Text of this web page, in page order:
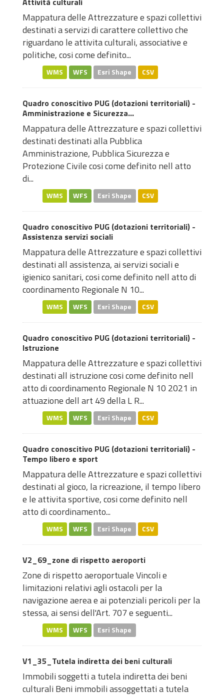
Mappatura delle Attrezzature e spazi collettivi
destinati a servizi di carattere collettivo che
riguardano le attivita culturali, associative e
politiche, cosi come definito...
WMS WFS Esri Shape CSV
Quadro conoscitivo PUG (dotazioni territoriali) -
Amministrazione e Sicurezza...
Mappatura delle Attrezzature e spazi collettivi
destinati destinati alla Pubblica
Amministrazione, Pubblica Sicurezza e
Protezione Civile cosi come definito nell atto
di...
WMS WFS Esri Shape CSV
Quadro conoscitivo PUG (dotazioni territoriali) -
Assistenza servizi sociali
Mappatura delle Attrezzature e spazi collettivi
destinati all assistenza, ai servizi sociali e
igienico sanitari, cosi come definito nell atto di
coordinamento Regionale N 10...
WMS WFS Esri Shape CSV
Quadro conoscitivo PUG (dotazioni territoriali) -
Istruzione
Mappatura delle Attrezzature e spazi collettivi
destinati all istruzione cosi come definito nell
atto di coordinamento Regionale N 10 2021 in
attuazione dell art 49 della L R...
WMS WFS Esri Shape CSV
Quadro conoscitivo PUG (dotazioni territoriali) -
Tempo libero e sport
Mappatura delle Attrezzature e spazi collettivi
destinati al gioco, la ricreazione, il tempo libero
e le attivita sportive, cosi come definito nell
atto di coordinamento...
WMS WFS Esri Shape CSV
V2_69_zone di rispetto aeroporti
Zone di rispetto aeroportuale Vincoli e
limitazioni relativi agli ostacoli per la
navigazione aerea e ai potenziali pericoli per la
stessa, ai sensi dell'Art. 707 e seguenti...
WMS WFS Esri Shape
V1_35_Tutela indiretta dei beni culturali
Immobili soggetti a tutela indiretta dei beni
culturali Beni immobili assoggettati a tutela